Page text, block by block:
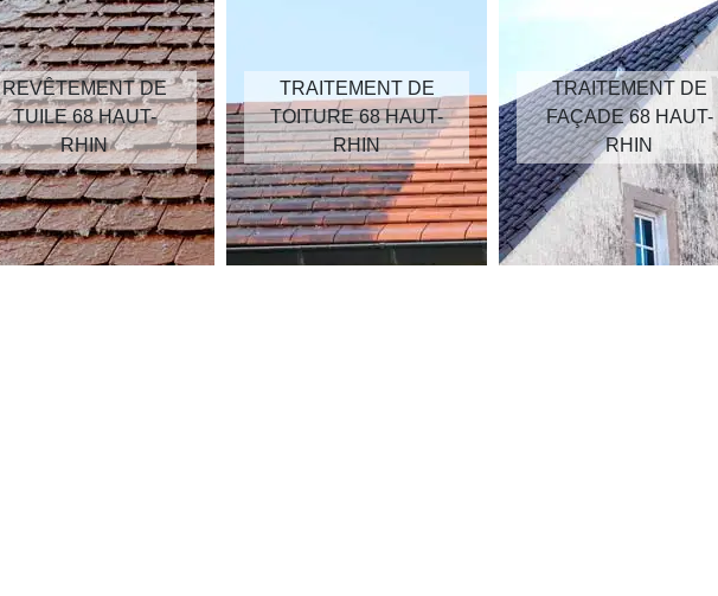
REVÊTEMENT DE
TUILE 68 HAUT-
RHIN
TRAITEMENT DE
TOITURE 68 HAUT-
RHIN
TRAITEMENT DE
FAÇADE 68 HAUT-
RHIN